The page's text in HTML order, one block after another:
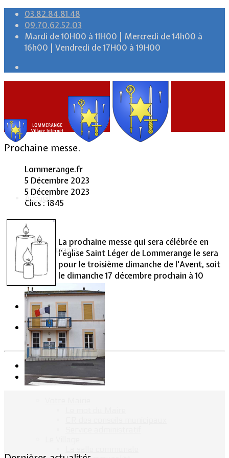
03.82.84.81.48
09.70.62.52.03
Mardi de 10H00 à 11H00 | Mercredi de 14h00 à
16h00 | Vendredi de 17H00 à 19H00
Accueil
Vie Municipale
Prochaine messe.
Lommerange.fr
5 Décembre 2023
5 Décembre 2023
Clics : 1845
La prochaine messe qui sera célébrée en
l’église Saint Léger de Lommerange le sera
pour le troisième dimanche de l'Avent, soit
le dimanche 17 décembre prochain à 10
heures.
Précédent
Suivant